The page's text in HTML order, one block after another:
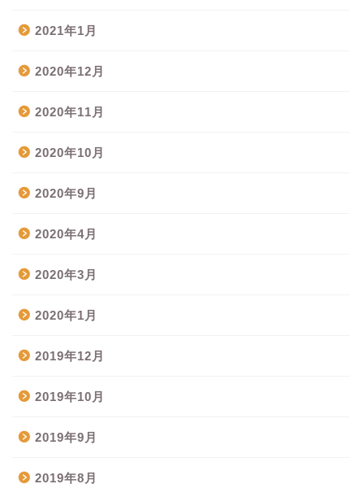
2021年1月
2020年12月
2020年11月
2020年10月
2020年9月
2020年4月
2020年3月
2020年1月
2019年12月
2019年10月
2019年9月
2019年8月